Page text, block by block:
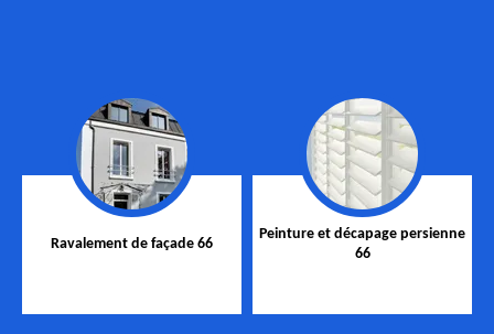
Ravalement de façade 66
Peinture et décapage persienne
66